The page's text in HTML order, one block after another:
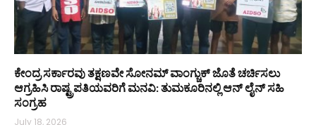
ಕೇಂದ್ರ ಸರ್ಕಾರವು ತಕ್ಷಣವೇ ಸೋನಮ್ ವಾಂಗ್ಚುಕ್ ಜೊತೆ ಚರ್ಚಿಸಲು
ಆಗ್ರಹಿಸಿ ರಾಷ್ಟ್ರಪತಿಯವರಿಗೆ ಮನವಿ: ತುಮಕೂರಿನಲ್ಲಿ ಆನ್‌ ಲೈನ್ ಸಹಿ
ಸಂಗ್ರಹ
July 18, 2026